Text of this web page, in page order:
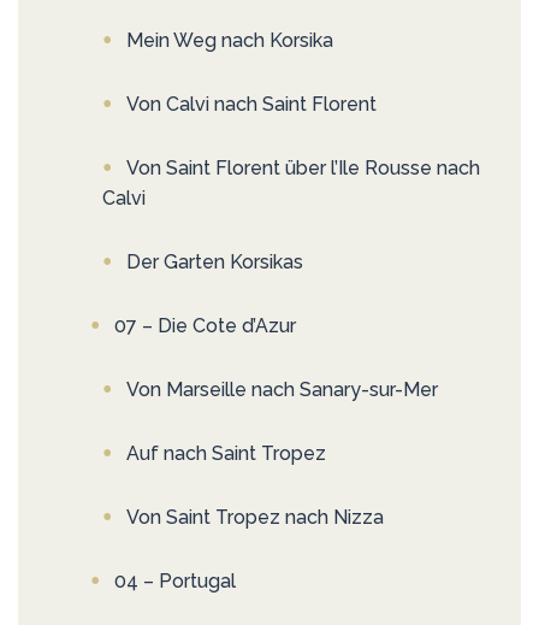
Mein Weg nach Korsika
Von Calvi nach Saint Florent
Von Saint Florent über l’Ile Rousse nach
Calvi
Der Garten Korsikas
07 – Die Cote d’Azur
Von Marseille nach Sanary-sur-Mer
Auf nach Saint Tropez
Von Saint Tropez nach Nizza
04 – Portugal